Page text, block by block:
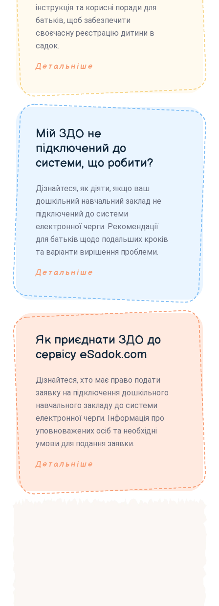
інструкція та корисні поради для
батьків, щоб забезпечити
своєчасну реєстрацію дитини в
садок.
Детальніше
Мій ЗДО не
підключений до
системи, що робити?
Дізнайтеся, як діяти, якщо ваш
дошкільний навчальний заклад не
підключений до системи
електронної черги. Рекомендації
для батьків щодо подальших кроків
та варіанти вирішення проблеми.
Детальніше
Як приєднати ЗДО до
сервісу eSadok.com
Дізнайтеся, хто має право подати
заявку на підключення дошкільного
навчального закладу до системи
електронної черги. Інформація про
уповноважених осіб та необхідні
умови для подання заявки.
Детальніше